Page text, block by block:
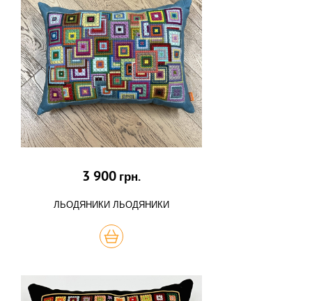
3 900 грн.
ЛЬОДЯНИКИ ЛЬОДЯНИКИ
КУПИТЬ